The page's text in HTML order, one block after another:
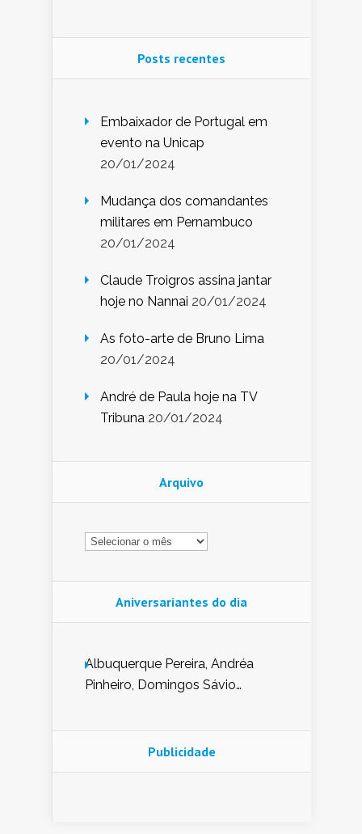
Posts recentes
Embaixador de Portugal em
evento na Unicap
20/01/2024
Mudança dos comandantes
militares em Pernambuco
20/01/2024
Claude Troigros assina jantar
hoje no Nannai 20/01/2024
As foto-arte de Bruno Lima
20/01/2024
André de Paula hoje na TV
Tribuna 20/01/2024
Arquivo
Arquivo
Aniversariantes do dia
Albuquerque Pereira, Andréa
Pinheiro, Domingos Sávio
Nunes de Sena, Fátima Peixoto,
Glória Pereira, Kátia Mesel,
Publicidade